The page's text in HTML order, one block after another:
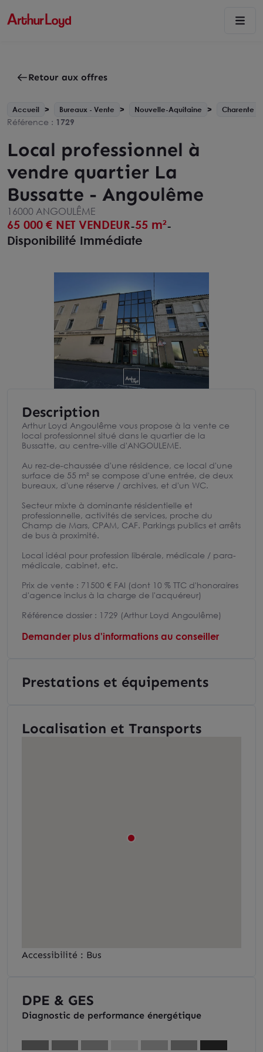
Retour aux offres
Accueil Bureaux - Vente Nouvelle-Aquitaine Charente -
Référence : 1729
Local professionnel à
vendre quartier La
Bussatte - Angoulême
16000 ANGOULÊME
65 000 € NET VENDEUR-55 m²-
Disponibilité Immédiate
Description
Arthur Loyd Angoulême vous propose à la vente ce
local professionnel situé dans le quartier de la
Bussatte, au centre-ville d'ANGOULEME.
Au rez-de-chaussée d'une résidence, ce local d'une
surface de 55 m² se compose d'une entrée, de deux
bureaux, d'une réserve / archives, et d'un WC.
Secteur mixte à dominante résidentielle et
professionnelle, activités de services, proche du
Champ de Mars, CPAM, CAF. Parkings publics et arrêts
de bus à proximité.
Local idéal pour profession libérale, médicale / para-
médicale, cabinet, etc.
Prix de vente : 71500 € FAI (dont 10 % TTC d'honoraires
d'agence inclus à la charge de l'acquéreur)
Référence dossier : 1729 (Arthur Loyd Angoulême)
Demander plus d'informations au conseiller
Prestations et équipements
Localisation et Transports
Accessibilité : Bus
DPE & GES
Diagnostic de performance énergétique